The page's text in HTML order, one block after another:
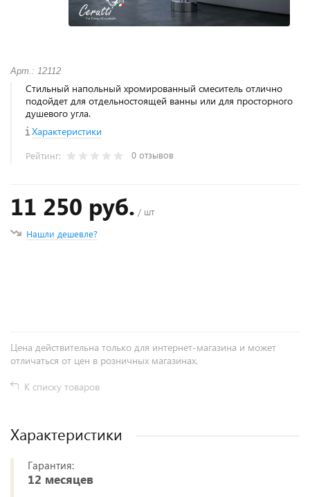
Арт.: 12112
Стильный напольный хромированный смеситель отлично
подойдет для отдельностоящей ванны или для просторного
душевого угла.
Характеристики
Рейтинг: 0 отзывов
11 250 руб. / шт
Нашли дешевле?
Цена действительна только для интернет-магазина и может
отличаться от цен в розничных магазинах.
К списку товаров
Характеристики
Гарантия:
12 месяцев